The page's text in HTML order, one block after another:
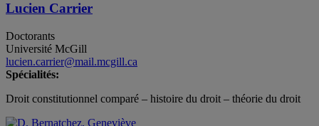
Lucien Carrier
Doctorants
Université McGill
lucien.carrier@mail.mcgill.ca
Spécialités:
Droit constitutionnel comparé – histoire du droit – théorie du droit